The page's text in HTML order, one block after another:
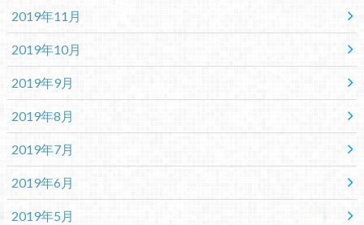
2019年11月
2019年10月
2019年9月
2019年8月
2019年7月
2019年6月
2019年5月